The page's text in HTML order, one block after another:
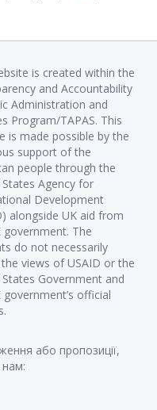
is created within the
and Accountability
Administration and
Program/TAPAS. This
is made possible by the
support of the
people through the
Agency for
Development
alongside UK aid from
government. The
do not necessarily
views of USAID or the
Government and
government’s official
або пропозиції,
нам: